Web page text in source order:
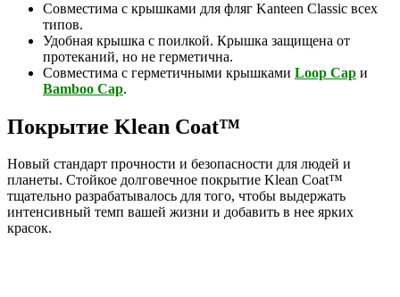
Совместима c крышками для фляг Kanteen Classic всех
типов.
Удобная крышка с поилкой. Крышка защищена от
протеканий, но не герметична.
Совместима с герметичными крышками Loop Cap и
Bamboo Cap.
Покрытие Klean Coat™
Новый стандарт прочности и безопасности для людей и
планеты. Стойкое долговечное покрытие Klean Coat™
тщательно разрабатывалось для того, чтобы выдержать
интенсивный темп вашей жизни и добавить в нее ярких
красок.